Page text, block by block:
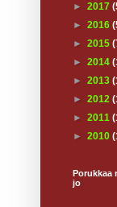
► 2017
► 2016
► 2015
► 2014
► 2013
► 2012
► 2011
► 2010
Porukkaa
jo